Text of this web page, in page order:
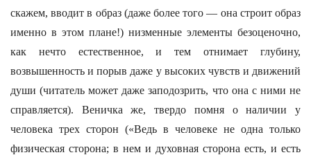
скажем, вводит в образ (даже более того — она строит образ
именно в этом плане!) низменные элементы безоценочно,
как нечто естественное, и тем отнимает глубину,
возвышенность и порыв даже у высоких чувств и движений
души (читатель может даже заподозрить, что она с ними не
справляется). Веничка же, твердо помня о наличии у
человека трех сторон («Ведь в человеке не одна только
физическая сторона; в нем и духовная сторона есть, и есть